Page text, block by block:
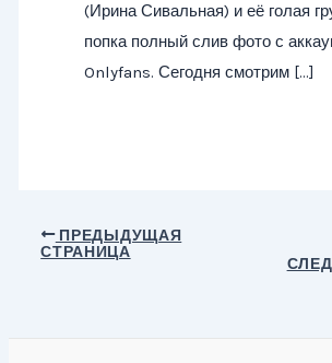
(Ирина Сивальная) и её голая
попка полный слив фото с
Onlyfans. Сегодня смотрим […]
Навигация
ПРЕДЫДУЩАЯ
СТРАНИЦА